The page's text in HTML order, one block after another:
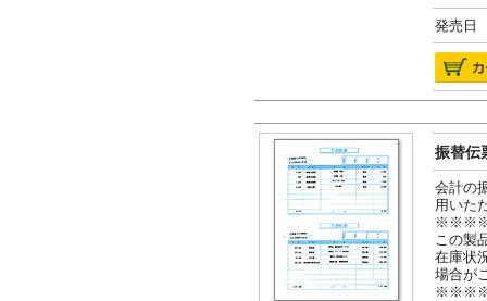
発売日
振替伝
会計の
用いた
この製
在庫状
場合が